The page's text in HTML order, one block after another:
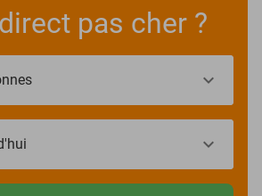
pas cher ?